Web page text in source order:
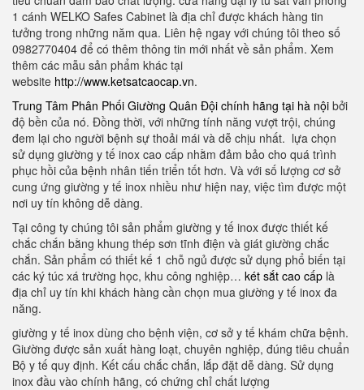
1 cánh WELKO Safes Cabinet là địa chỉ được khách hàng tin
tưởng trong những năm qua. Liên hệ ngay với chúng tôi theo số
0982770404 để có thêm thông tin mới nhất về sản phẩm. Xem
thêm các mẫu sản phẩm khác tại
website http://www.ketsatcaocap.vn.
Trung Tâm Phân Phối Giường Quân Đội chính hãng tại hà nội bởi
độ bền của nó. Đồng thời, với những tính năng vượt trội, chúng
đem lại cho người bệnh sự thoải mái và dễ chịu nhất. lựa chọn
sử dụng giường y tế inox cao cấp nhằm đảm bảo cho quá trình
phục hồi của bệnh nhân tiến triển tốt hơn. Và với số lượng cơ sở
cung ứng giường y tế inox nhiều như hiện nay, việc tìm được một
nơi uy tín không dễ dàng.
Tại công ty chúng tôi sản phẩm giường y tế inox được thiết kế
chắc chắn bằng khung thép sơn tĩnh điện và giát giường chắc
chắn. Sản phẩm có thiết kế 1 chỗ ngủ được sử dụng phổ biến tại
các ký túc xá trường học, khu công nghiệp… két sắt cao cấp là
địa chỉ uy tín khi khách hàng cần chọn mua giường y tế inox đa
năng.
giường y tế inox dùng cho bệnh viện, cơ sở y tế khám chữa bệnh.
Giường được sản xuất hàng loạt, chuyên nghiệp, đúng tiêu chuẩn
Bộ y tế quy định. Kết cấu chắc chắn, lắp đặt dễ dàng. Sử dụng
inox đầu vào chính hãng, có chứng chỉ chất lượng